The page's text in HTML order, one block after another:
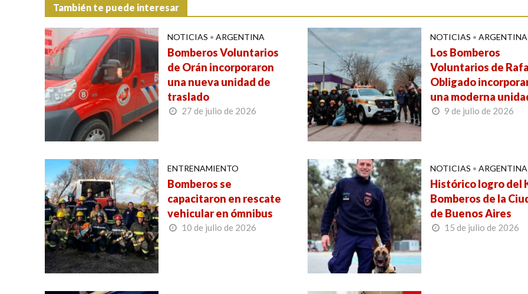
También te puede interesar
NOTICIAS • ARGENTINA
Bomberos Voluntarios
de Orán incorporaron
una nueva unidad de
traslado
27 de julio de 2026
NOTICIAS • ARGENTINA
Los Bomberos
Voluntarios de
Obligado
una moderna
9 de julio de 2026
ENTRENAMIENTO
Bomberos se
capacitaron en rescate
vehicular en ómnibus
10 de julio de 2026
NOTICIAS • ARGENTINA
Histórico logro del
Bomberos de la
de Buenos Aires
15 de julio de 2026